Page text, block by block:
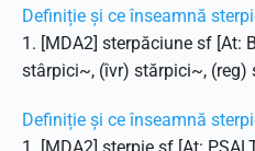
Definiție și ce înseamnă
1. [MDA2] sterpăciune sf [At:
stârpici~, (îvr) stărpici~, (reg)
Definiție și ce înseamnă